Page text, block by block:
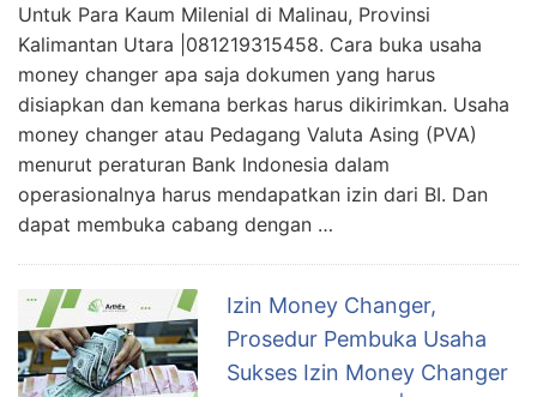
Untuk Para Kaum Milenial di Malinau, Provinsi
Kalimantan Utara |081219315458. Cara buka usaha
money changer apa saja dokumen yang harus
disiapkan dan kemana berkas harus dikirimkan. Usaha
money changer atau Pedagang Valuta Asing (PVA)
menurut peraturan Bank Indonesia dalam
operasionalnya harus mendapatkan izin dari BI. Dan
dapat membuka cabang dengan …
Izin Money Changer,
Prosedur Pembuka Usaha
Sukses Izin Money Changer